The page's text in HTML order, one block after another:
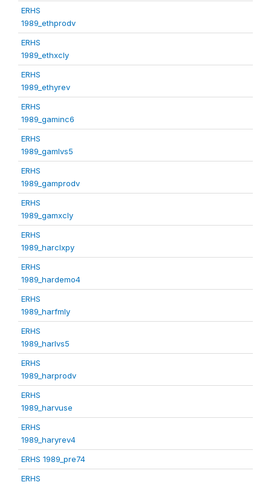
ERHS
1989_ethprodv
ERHS
1989_ethxcly
ERHS
1989_ethyrev
ERHS
1989_gaminc6
ERHS
1989_gamlvs5
ERHS
1989_gamprodv
ERHS
1989_gamxcly
ERHS
1989_harclxpy
ERHS
1989_hardemo4
ERHS
1989_harfmly
ERHS
1989_harlvs5
ERHS
1989_harprodv
ERHS
1989_harvuse
ERHS
1989_haryrev4
ERHS 1989_pre74
ERHS